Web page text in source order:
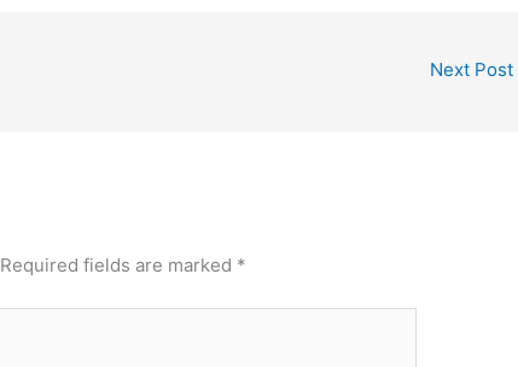
Next Post
Required fields are marked *